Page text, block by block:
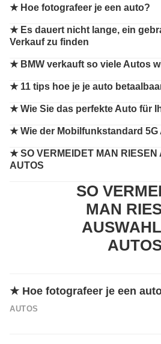
★ Hoe fotografeer je een auto?
★ Es dauert nicht lange, ein
Verkauf zu finden
★ BMW verkauft so viele Autos
★ 11 tips hoe je je auto
★ Wie Sie das perfekte Auto für
★ Wie der Mobilfunkstandard
★ SO VERMEIDET MAN RIESEN
AUTOS
SO
MAN
★ Hoe fotografeer je een
AUTOS